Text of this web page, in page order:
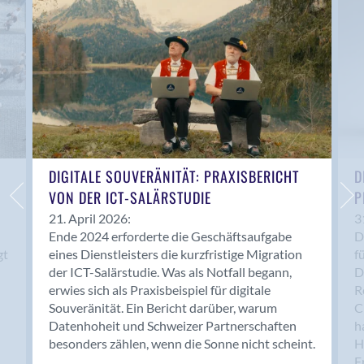
Anwil
Appenzell
Au SG
Baar
Baden
Balsthal
Balzers
Basel
Bassersdorf
Belp
Bendern
Benken (SG)
Bergdietikon
Berlin
Bern
Bern - Liebefeld
DIGITALE SOUVERÄNITÄT: PRAXISBERICHT
VON DER ICT-SALÄRSTUDIE
21. April 2026:
Ende 2024 erforderte die Geschäftsaufgabe
eines Dienstleisters die kurzfristige Migration
der ICT-Salärstudie. Was als Notfall begann,
erwies sich als Praxisbeispiel für digitale
Souveränität. Ein Bericht darüber, warum
Datenhoheit und Schweizer Partnerschaften
besonders zählen, wenn die Sonne nicht scheint.